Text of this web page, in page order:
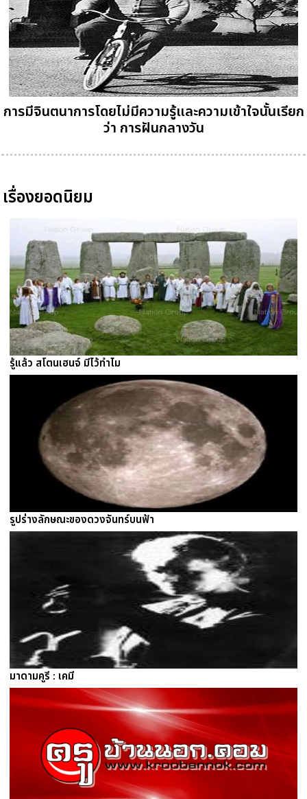
การมีจินตนาการโดยไม่มีความรู้และความเข้าใจนั้นเรียก
ว่า การฝันกลางวัน
เรื่องยอดนิยม
รู้แล้ว สโตนเฮนจ์ มีไว้ทำไม
รูปร่างลักษณะของดวงจันทร์บนฟ้า
มาดามคูรี : เคมี